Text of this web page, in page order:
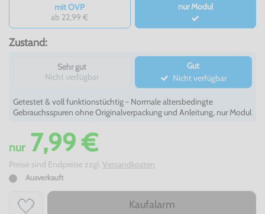
mit OVP
ab 22,99 €
nur Modul
Zustand:
Sehr gut
Nicht verfügbar
Gut
Nicht verfügbar
Getestet & voll funktionstüchtig - Normale altersbedingte
Gebrauchsspuren ohne Originalverpackung und Anleitung, nur Modul
nur7,99 €
Preise sind Endpreise zzgl. Versandkosten
Ausverkauft
Kaufalarm